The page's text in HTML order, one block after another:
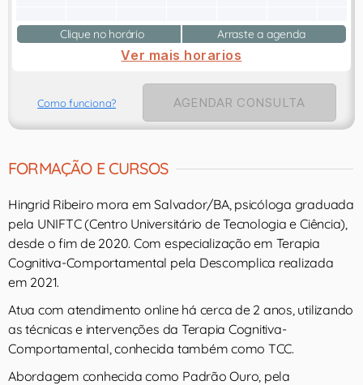
Clique no horário Arraste a agenda
Ver mais horarios
Como funciona? AGENDAR CONSULTA
FORMAÇÃO E CURSOS
Hingrid Ribeiro mora em Salvador/BA, psicóloga graduada
pela UNIFTC (Centro Universitário de Tecnologia e Ciência),
desde o fim de 2020. Com especialização em Terapia
Cognitiva-Comportamental pela Descomplica realizada
em 2021.
Atua com atendimento online há cerca de 2 anos, utilizando
as técnicas e intervenções da Terapia Cognitiva-
Comportamental, conhecida também como TCC.
Abordagem conhecida como Padrão Ouro, pela